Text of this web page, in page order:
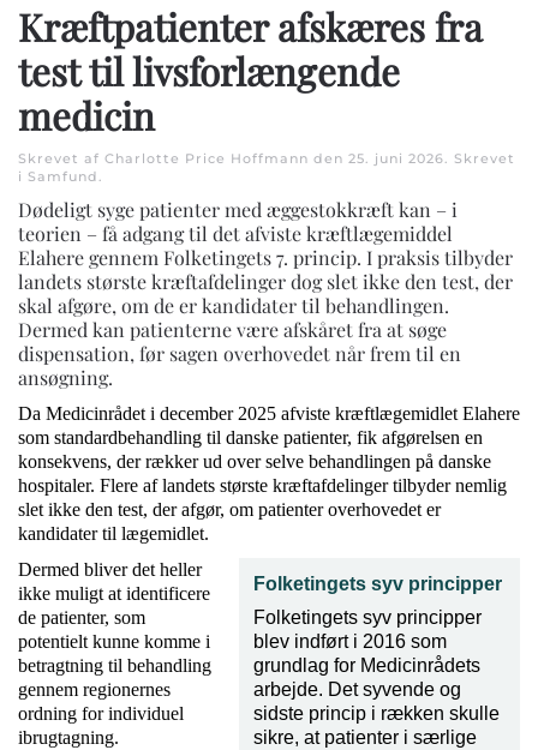
Kræftpatienter afskæres fra
test til livsforlængende
medicin
Skrevet af Charlotte Price Hoffmann den 25. juni 2026. Skrevet
i Samfund.
Dødeligt syge patienter med æggestokkræft kan – i
teorien – få adgang til det afviste kræftlægemiddel
Elahere gennem Folketingets 7. princip. I praksis tilbyder
landets største kræftafdelinger dog slet ikke den test, der
skal afgøre, om de er kandidater til behandlingen.
Dermed kan patienterne være afskåret fra at søge
dispensation, før sagen overhovedet når frem til en
ansøgning.
Da Medicinrådet i december 2025 afviste kræftlægemidlet Elahere
som standardbehandling til danske patienter, fik afgørelsen en
konsekvens, der rækker ud over selve behandlingen på danske
hospitaler. Flere af landets største kræftafdelinger tilbyder nemlig
slet ikke den test, der afgør, om patienter overhovedet er
kandidater til lægemidlet.
Folketingets syv principper
Folketingets syv principper
blev indført i 2016 som
grundlag for Medicinrådets
arbejde. Det syvende og
sidste princip i rækken skulle
sikre, at patienter i særlige
Dermed bliver det heller
ikke muligt at identificere
de patienter, som
potentielt kunne komme i
betragtning til behandling
gennem regionernes
ordning for individuel
ibrugtagning.